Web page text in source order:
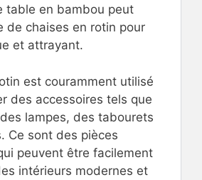
table en bambou peut
de chaises en rotin pour
et attrayant.
est couramment utilisé
des accessoires tels que
lampes, des tabourets
Ce sont des pièces
peuvent être facilement
intérieurs modernes et